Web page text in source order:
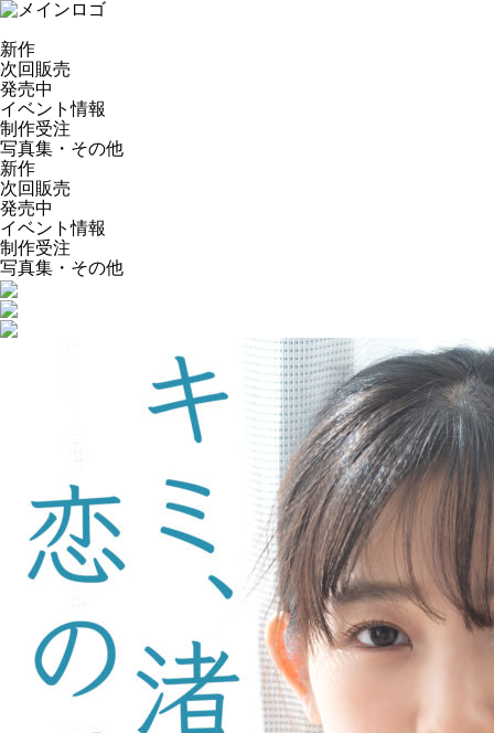
新作
次回販売
発売中
イベント情報
制作受注
写真集・その他
新作
次回販売
発売中
イベント情報
制作受注
写真集・その他